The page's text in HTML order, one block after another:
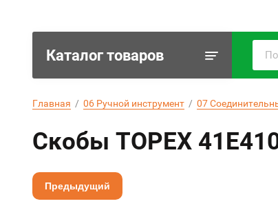
Каталог товаров
Главная
  /
06 Ручной инструмент
  /
07
Скобы TOPEX
Предыдущий